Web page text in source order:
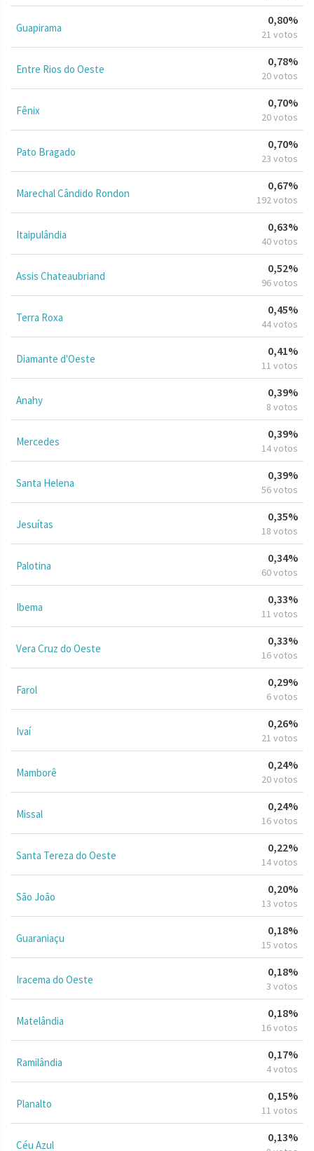
Guapirama
0,80%
21 votos
Entre Rios do Oeste
0,78%
20 votos
Fênix
0,70%
20 votos
Pato Bragado
0,70%
23 votos
Marechal Cândido Rondon
0,67%
192 votos
Itaipulândia
0,63%
40 votos
Assis Chateaubriand
0,52%
96 votos
Terra Roxa
0,45%
44 votos
Diamante d'Oeste
0,41%
11 votos
Anahy
0,39%
8 votos
Mercedes
0,39%
14 votos
Santa Helena
0,39%
56 votos
Jesuítas
0,35%
18 votos
Palotina
0,34%
60 votos
Ibema
0,33%
11 votos
Vera Cruz do Oeste
0,33%
16 votos
Farol
0,29%
6 votos
Ivaí
0,26%
21 votos
Mamborê
0,24%
20 votos
Missal
0,24%
16 votos
Santa Tereza do Oeste
0,22%
14 votos
São João
0,20%
13 votos
Guaraniaçu
0,18%
15 votos
Iracema do Oeste
0,18%
3 votos
Matelândia
0,18%
16 votos
Ramilândia
0,17%
4 votos
Planalto
0,15%
11 votos
Céu Azul
0,13%